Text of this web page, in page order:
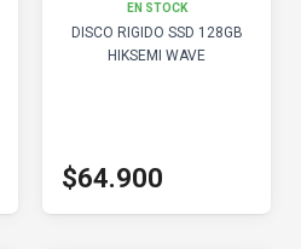
EN STOCK
DISCO RIGIDO SSD 128GB
HIKSEMI WAVE
$64.900